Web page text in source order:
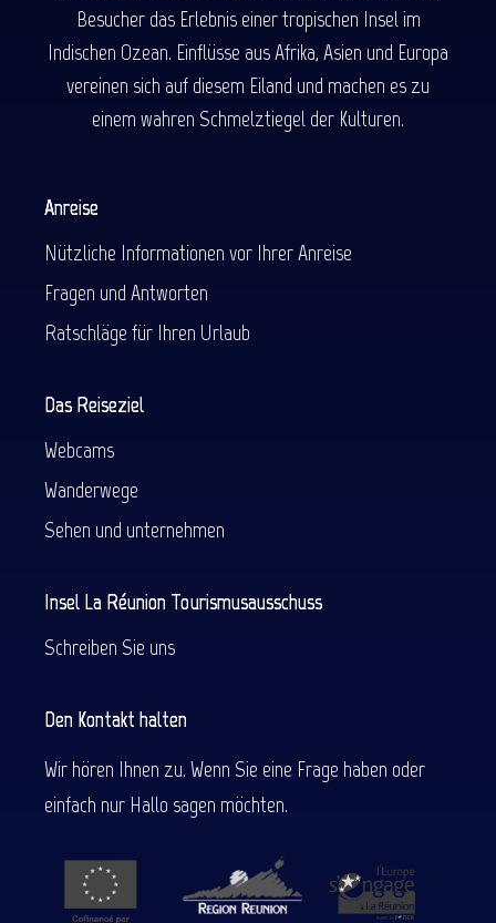
Besucher das Erlebnis einer tropischen Insel im
Indischen Ozean. Einflüsse aus Afrika, Asien und Europa
vereinen sich auf diesem Eiland und machen es zu
einem wahren Schmelztiegel der Kulturen.
Anreise
Nützliche Informationen vor Ihrer Anreise
Fragen und Antworten
Ratschläge für Ihren Urlaub
Das Reiseziel
Webcams
Wanderwege
Sehen und unternehmen
Insel La Réunion Tourismusausschuss
Schreiben Sie uns
Den Kontakt halten
Wir hören Ihnen zu. Wenn Sie eine Frage haben oder
einfach nur Hallo sagen möchten.